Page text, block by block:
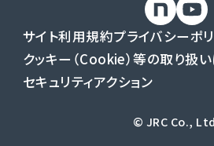
サイト利用規約プライバシーポ
クッキー（Cookie）等の取り扱
セキュリティアクション
© JRC Co.,